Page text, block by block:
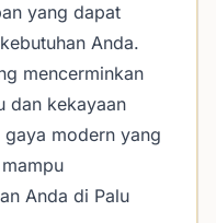
yang dapat
Anda.
mencerminkan
dan kekayaan
modern yang
Anda di Palu